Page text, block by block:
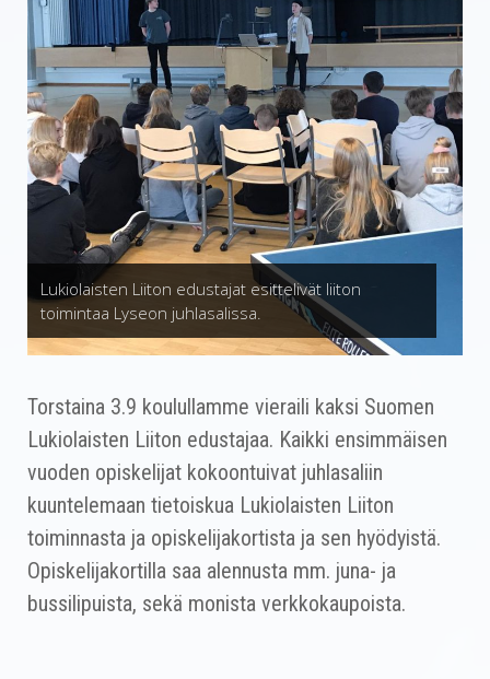
Lukiolaisten Liiton edustajat esittelivät liiton
toimintaa Lyseon juhlasalissa.
Torstaina 3.9 koulullamme vieraili kaksi Suomen
Lukiolaisten Liiton edustajaa. Kaikki ensimmäisen
vuoden opiskelijat kokoontuivat juhlasaliin
kuuntelemaan tietoiskua Lukiolaisten Liiton
toiminnasta ja opiskelijakortista ja sen hyödyistä.
Opiskelijakortilla saa alennusta mm. juna- ja
bussilipuista, sekä monista verkkokaupoista.